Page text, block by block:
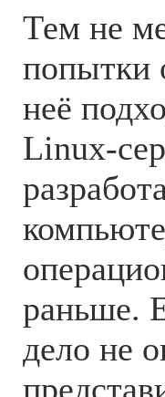
Тем не
попытки
неё
Linux-
раньше.
дело не